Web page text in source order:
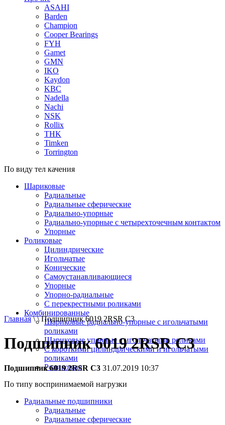
ASAHI
Barden
Champion
Cooper Bearings
FYH
Gamet
GMN
IKO
Kaydon
KBC
Nadella
Nachi
NSK
Rollix
THK
Timken
Torrington
По виду тел качения
Шариковые
Радиальные
Радиальные сферические
Радиально-упорные
Радиально-упорные с четырехточечным контактом
Упорные
Роликовые
Цилиндрические
Игольчатые
Конические
Самоустанавливающиеся
Упорные
Упорно-радиальные
C перекрестными роликами
Комбинированные
Шариковые радиально-упорные с игольчатыми
роликами
Шариковые упорные с игольчатыми роликами
С короткими цилиндрическими и игольчатыми
роликами
Роликовые
По типу воспринимаемой нагрузки
Радиальные подшипники
Радиальные
Радиальные сферические
Главная\ \ Подшипник 6019 2RSR C3
Подшипник 6019 2RSR C3
Подшипник 6019 2RSR C3 31.07.2019 10:37